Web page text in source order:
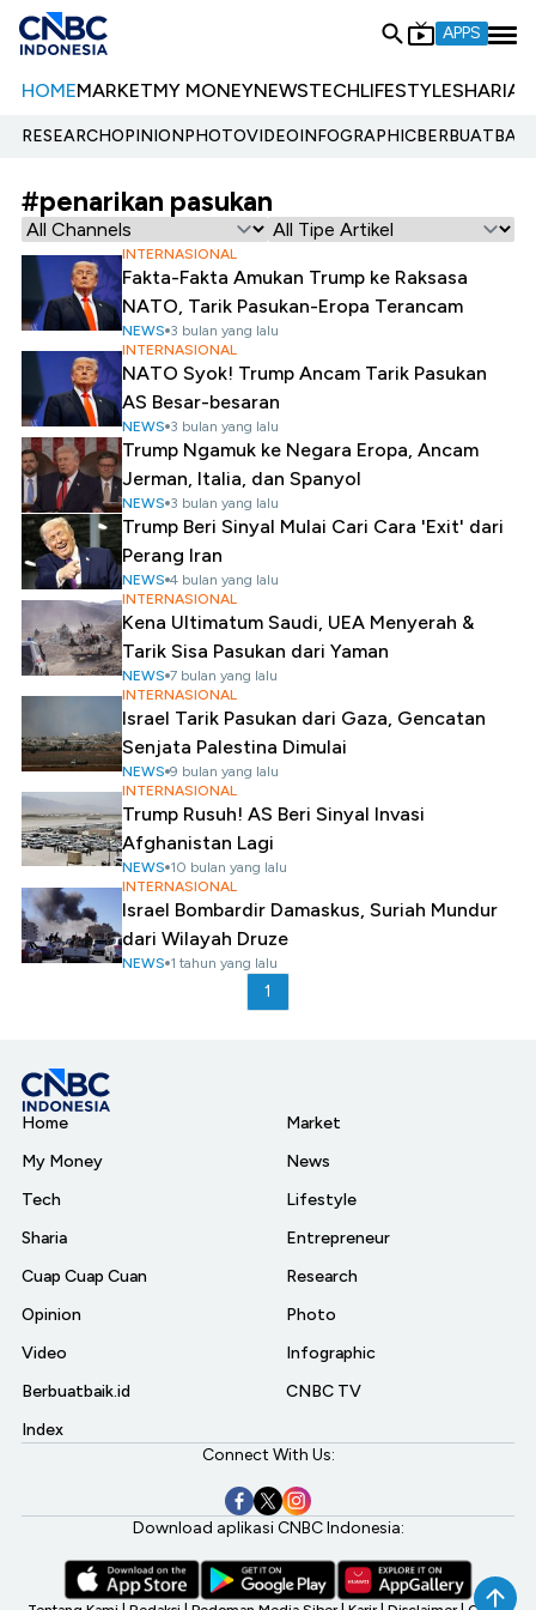
APPS
HOMEMARKETMY MONEYNEWSTECHLIFESTYLESHARIA
RESEARCHOPINIONPHOTOVIDEOINFOGRAPHIC
#penarikan pasukan
INTERNASIONAL
Fakta-Fakta Amukan Trump ke Raksasa
NATO, Tarik Pasukan-Eropa Terancam
NEWS 3 bulan yang lalu
INTERNASIONAL
NATO Syok! Trump Ancam Tarik Pasukan
AS Besar-besaran
NEWS 3 bulan yang lalu
Trump Ngamuk ke Negara Eropa, Ancam
Jerman, Italia, dan Spanyol
NEWS 3 bulan yang lalu
Trump Beri Sinyal Mulai Cari Cara 'Exit' dari
Perang Iran
NEWS 4 bulan yang lalu
INTERNASIONAL
Kena Ultimatum Saudi, UEA Menyerah &
Tarik Sisa Pasukan dari Yaman
NEWS 7 bulan yang lalu
INTERNASIONAL
Israel Tarik Pasukan dari Gaza, Gencatan
Senjata Palestina Dimulai
NEWS 9 bulan yang lalu
INTERNASIONAL
Trump Rusuh! AS Beri Sinyal Invasi
Afghanistan Lagi
NEWS 10 bulan yang lalu
INTERNASIONAL
Israel Bombardir Damaskus, Suriah Mundur
dari Wilayah Druze
NEWS 1 tahun yang lalu
1
Home
My Money
Tech
Sharia
Cuap Cuap Cuan
Opinion
Video
Berbuatbaik.id
Index
Market
News
Lifestyle
Entrepreneur
Research
Photo
Infographic
CNBC TV
Connect With Us:
Download aplikasi CNBC Indonesia: